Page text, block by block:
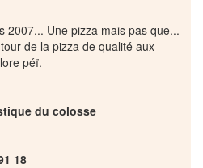
2007... Une pizza mais pas que...
de la pizza de qualité aux
péï.
du colosse
18